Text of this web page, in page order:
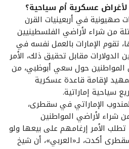
عسكرية أم سياحية؟
صهيونية في أربعينيات القرن
من شراء لأراضي الفلسطينيين
تقوم الإمارات بالعمل نفسه في
مقابل تحقيق ذلك، الأمر
المواطنين حول سعي أبوظبي، من
لإقامة قاعدة عسكرية
سياحية إماراتية.
الإماراتي في سقطرى،
شراء لأراضي المواطنين
تطلب الأمر إرغامهم على بيعها ولو
أكدت، لـ«العربي»، أن شيخ